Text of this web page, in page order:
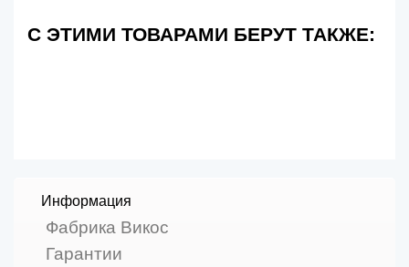
С ЭТИМИ ТОВАРАМИ БЕРУТ ТАКЖЕ:
Информация
Фабрика Викос
Гарантии